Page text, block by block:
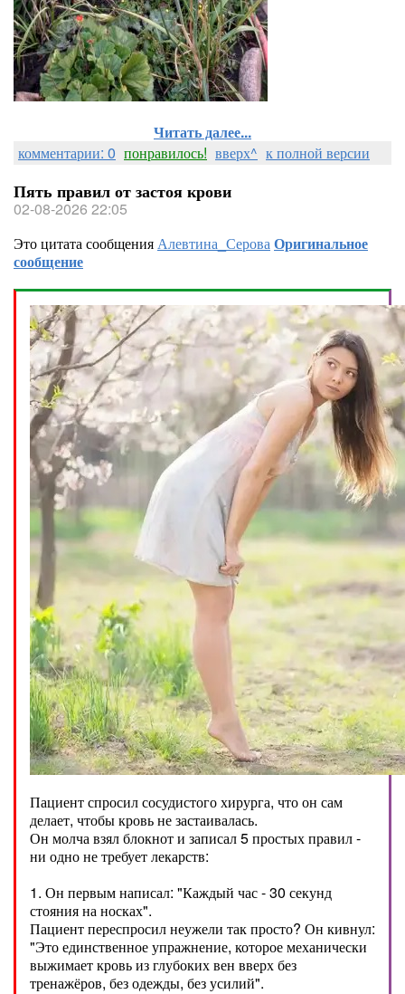
Читать далее...
комментарии: 0 понравилось! вверх^ к полной версии
Пять правил от застоя крови
02-08-2026 22:05
Это цитата сообщенияАлевтина_СероваОригинальное
сообщение
Пациент спросил сосудистого хирурга, что он сам
делает, чтобы кровь не застаивалась.
Он молча взял блокнот и записал 5 простых правил -
ни одно не требует лекарств:
1. Он первым написал: "Каждый час - 30 секунд
стояния на носках".
Пациент переспросил неужели так просто? Он кивнул:
"Это единственное упражнение, которое механически
выжимает кровь из глубоких вен вверх без
тренажёров, без одежды, без усилий".